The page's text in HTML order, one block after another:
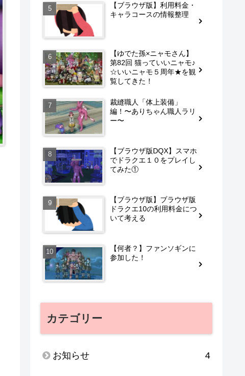
【ブラウザ版】利用料金・
キャラコースの情報整理
【ゆでた孫×ニャモさん】
第82回 猫っていいニャモ♪
☆いいニャモ５周年★を観
覧してきた！
裁縫職人「体上装備」
編！〜ありちゃん職人ラリ
ー〜
【ブラウザ版DQX】スマホ
でドラクエ１０をプレイし
てみた①
【ブラウザ版】ブラウザ版
ドラクエ10の利用料金につ
いて考える
【何者？】ファンソギンに
参加した！
カテゴリー
お知らせ 4